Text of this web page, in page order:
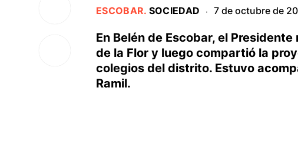
ESCOBAR. SOCIEDAD · 7 de octubre de
En Belén de Escobar, el
de la Flor y luego compartió la
colegios del distrito. Estuvo
Ramil.